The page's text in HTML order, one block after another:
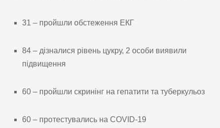
31 – пройшли обстеження ЕКГ
84 – дізналися рівень цукру, 2 особи виявили
підвищення
60 – пройшли скринінг на гепатити та туберкульоз
60 – протестувались на COVID-19